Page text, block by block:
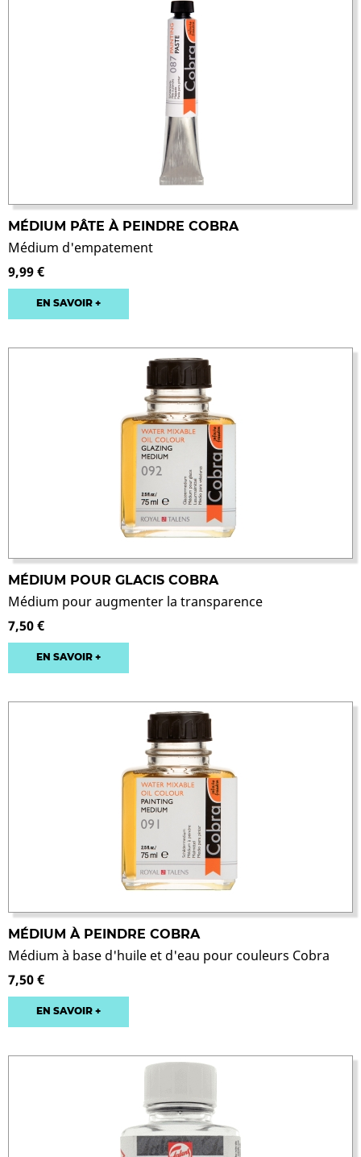
MÉDIUM PÂTE À PEINDRE COBRA
Médium d'empatement
9,99 €
EN SAVOIR +
MÉDIUM POUR GLACIS COBRA
Médium pour augmenter la transparence
7,50 €
EN SAVOIR +
MÉDIUM À PEINDRE COBRA
Médium à base d'huile et d'eau pour couleurs Cobra
7,50 €
EN SAVOIR +